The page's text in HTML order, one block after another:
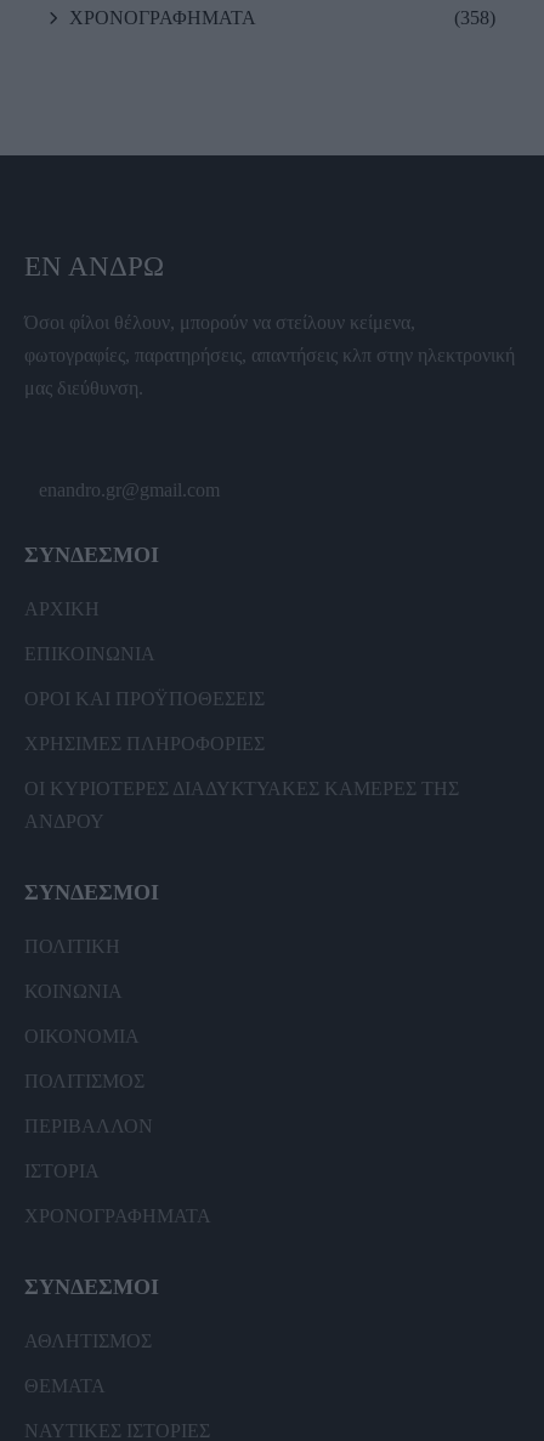
ΧΡΟΝΟΓΡΑΦΗΜΑΤΑ (358)
ΕΝ ΆΝΔΡΩ
Όσοι φίλοι θέλουν, μπορούν να στείλουν κείμενα,
φωτογραφίες, παρατηρήσεις, απαντήσεις κλπ στην ηλεκτρονική
μας διεύθυνση.
enandro.gr@gmail.com
ΣΥΝΔΕΣΜΟΙ
ΑΡΧΙΚΗ
ΕΠΙΚΟΙΝΩΝΙΑ
ΟΡΟΙ ΚΑΙ ΠΡΟΫΠΟΘΕΣΕΙΣ
ΧΡΗΣΙΜΕΣ ΠΛΗΡΟΦΟΡΙΕΣ
ΟΙ ΚΥΡΙΟΤΕΡΕΣ ΔΙΑΔΥΚΤΥΑΚΕΣ ΚΑΜΕΡΕΣ ΤΗΣ
ΑΝΔΡΟΥ
ΣΥΝΔΕΣΜΟΙ
ΠΟΛΙΤΙΚΗ
ΚΟΙΝΩΝΙΑ
ΟΙΚΟΝΟΜΙΑ
ΠΟΛΙΤΙΣΜΟΣ
ΠΕΡΙΒΑΛΛΟΝ
ΙΣΤΟΡΙΑ
ΧΡΟΝΟΓΡΑΦΗΜΑΤΑ
ΣΥΝΔΕΣΜΟΙ
ΑΘΛΗΤΙΣΜΟΣ
ΘΕΜΑΤΑ
ΝΑΥΤΙΚΕΣ ΙΣΤΟΡΙΕΣ